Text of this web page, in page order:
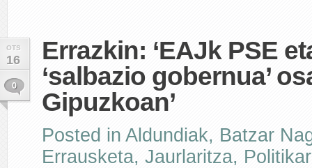
OTS
16
0
Errazkin: ‘EAJk PSE
‘salbazio gobernua’
Gipuzkoan’
Posted in Aldundiak, Batzar
Errausketa, Jaurlaritza,